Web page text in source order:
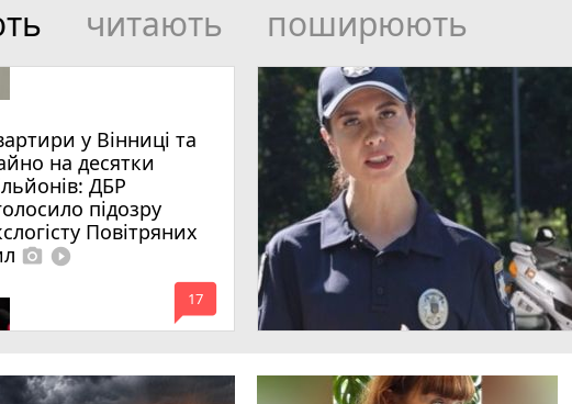
читають поширюють
у Вінниці та
на десятки
ДБР
підозру
Повітряних
photo_camera play_circle_filled
mode_comment
17